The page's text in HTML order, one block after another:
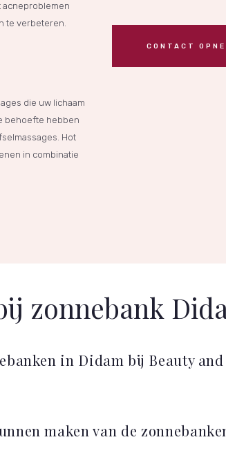
te verbeteren.
die uw lichaam
behoefte hebben
Hot
in combinatie
CONTACT
zonnebank
in Didam bij Beauty
maken van de